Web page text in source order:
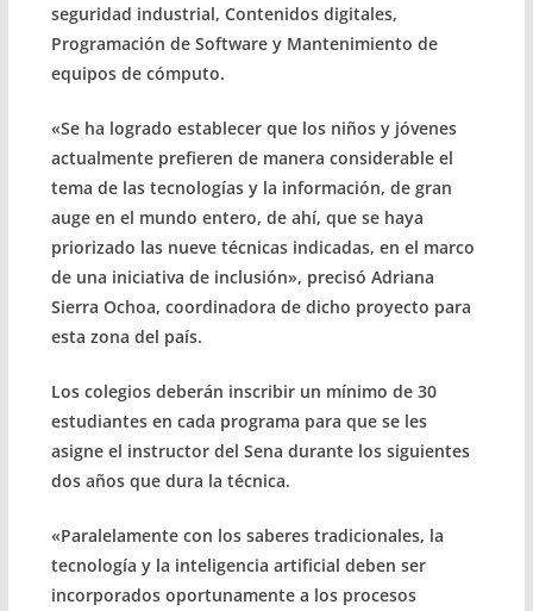
seguridad industrial, Contenidos digitales,
Programación de Software y Mantenimiento de
equipos de cómputo.
«Se ha logrado establecer que los niños y jóvenes
actualmente prefieren de manera considerable el
tema de las tecnologías y la información, de gran
auge en el mundo entero, de ahí, que se haya
priorizado las nueve técnicas indicadas, en el marco
de una iniciativa de inclusión», precisó Adriana
Sierra Ochoa, coordinadora de dicho proyecto para
esta zona del país.
Los colegios deberán inscribir un mínimo de 30
estudiantes en cada programa para que se les
asigne el instructor del Sena durante los siguientes
dos años que dura la técnica.
«Paralelamente con los saberes tradicionales, la
tecnología y la inteligencia artificial deben ser
incorporados oportunamente a los procesos